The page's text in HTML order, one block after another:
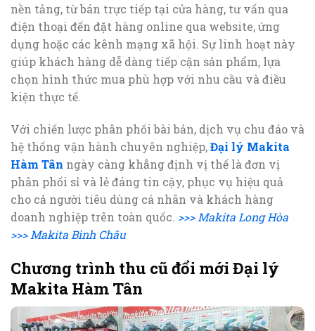
nền tảng, từ bán trực tiếp tại cửa hàng, tư vấn qua
điện thoại đến đặt hàng online qua website, ứng
dụng hoặc các kênh mạng xã hội. Sự linh hoạt này
giúp khách hàng dễ dàng tiếp cận sản phẩm, lựa
chọn hình thức mua phù hợp với nhu cầu và điều
kiện thực tế.
Với chiến lược phân phối bài bản, dịch vụ chu đáo và
hệ thống vận hành chuyên nghiệp,Đại lý Makita
Hàm Tân ngày càng khẳng định vị thế là đơn vị
phân phối sỉ và lẻ đáng tin cậy, phục vụ hiệu quả
cho cả người tiêu dùng cá nhân và khách hàng
doanh nghiệp trên toàn quốc. >>> Makita Long Hòa
>>> Makita Bình Châu
Chương trình thu cũ đổi mới Đại lý
Makita Hàm Tân